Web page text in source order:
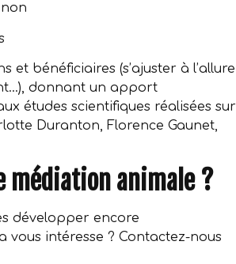
bénéficiaires (s’ajuster à l’allure
donnant un apport
études scientifiques réalisées sur
Duranton, Florence Gaunet,
médiation animale ?
développer encore
vous intéresse ? Contactez-nous